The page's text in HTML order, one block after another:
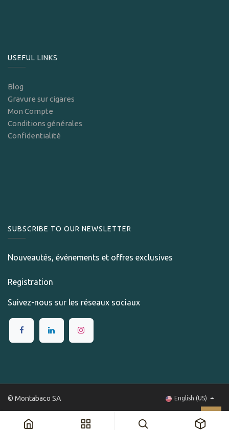
USEFUL LINKS
Blog
Gravure sur cigares
Mon Compte
Conditions générales
Confidentialité
SUBSCRIBE TO OUR NEWSLETTER
Nouveautés, événements et offres exclusives
Registration
Suivez-nous sur les réseaux sociaux
© Montabaco SA English (US)